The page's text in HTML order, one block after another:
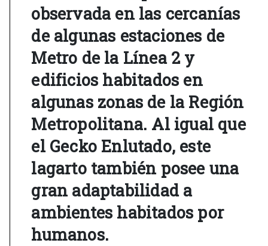
observada en las cercanías
de algunas estaciones de
Metro de la Línea 2 y
edificios habitados en
algunas zonas de la Región
Metropolitana. Al igual que
el Gecko Enlutado, este
lagarto también posee una
gran adaptabilidad a
ambientes habitados por
humanos.